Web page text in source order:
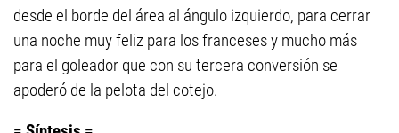
desde el borde del área al ángulo izquierdo, para cerrar
una noche muy feliz para los franceses y mucho más
para el goleador que con su tercera conversión se
apoderó de la pelota del cotejo.